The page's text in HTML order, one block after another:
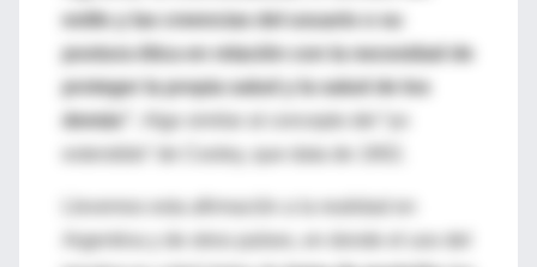
estilo y las creencias del usuario o su
postura ética en relación con la necesidad de
proteger la propia salud y la salud de los
demás”.
Algo similar al concepto del “yo
Argentina y de otros países, en donde el uso del